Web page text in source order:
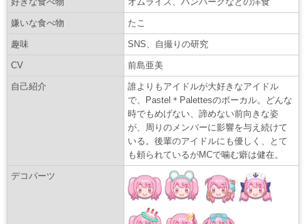
嫌いな食べ物 たこ
趣味 SNS、自撮りの研究
CV 前島亜美
自己紹介
誰よりもアイドルが大好きなアイドル
で、Pastel＊Palettesのボーカル。どんな
時でもめげない、諦めない前向きな姿
が、周りのメンバーに影響を与え続けて
いる。後輩のアイドルにも優しく、とて
も頼られているがMCで噛む癖は健在。
デコパーツ